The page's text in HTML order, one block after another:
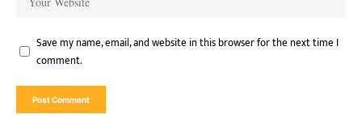
Save my name, email, and website in this browser for the next time I
comment.